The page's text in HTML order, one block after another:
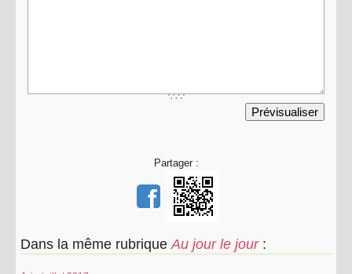
Partager :
Dans la même rubriqueAu jour le jour: